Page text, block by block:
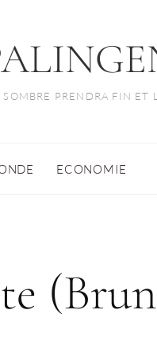
PRENDRA FIN ET
ECONOMIE